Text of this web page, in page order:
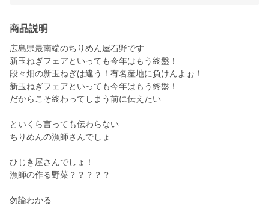
商品説明
広島県最南端のちりめん屋石野です
新玉ねぎフェアといっても今年はもう終盤！
段々畑の新玉ねぎは違う！有名産地に負けんよぉ！
新玉ねぎフェアといっても今年はもう終盤！
だからこそ終わってしまう前に伝えたい
といくら言っても伝わらない
ちりめんの漁師さんでしょ
ひじき屋さんでしょ！
漁師の作る野菜？？？？？
勿論わかる